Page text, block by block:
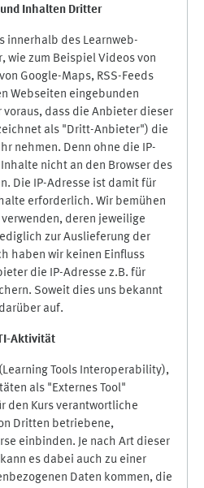
Inhalten Dritter
innerhalb des Learnweb-
wie zum Beispiel Videos von
Google-Maps, RSS-Feeds
Webseiten eingebunden
voraus, dass die Anbieter dieser
als "Dritt-Anbieter") die
nehmen. Denn ohne die IP-
nicht an den Browser des
Die IP-Adresse ist damit für
erforderlich. Wir bemühen
deren jeweilige
zur Auslieferung der
haben wir keinen Einfluss
die IP-Adresse z.B. für
Soweit dies uns bekannt
auf.
-Aktivität
Tools Interoperability),
als "Externes Tool"
den Kurs verantwortliche
Dritten betriebene,
einbinden. Je nach Art dieser
es dabei auch zu einer
Daten kommen, die